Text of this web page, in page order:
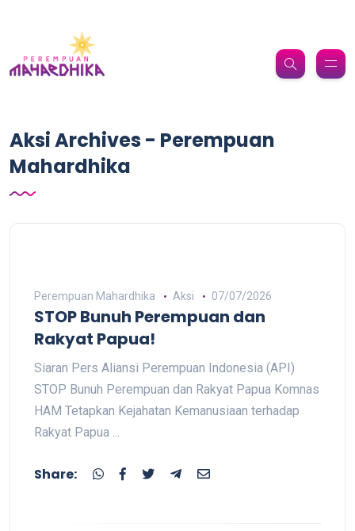
Aksi Archives - Perempuan
Mahardhika
Perempuan Mahardhika Aksi 07/07/2026
STOP Bunuh Perempuan dan
Rakyat Papua!
Siaran Pers Aliansi Perempuan Indonesia (API)
STOP Bunuh Perempuan dan Rakyat Papua Komnas
HAM Tetapkan Kejahatan Kemanusiaan terhadap
Rakyat Papua ...
Share: